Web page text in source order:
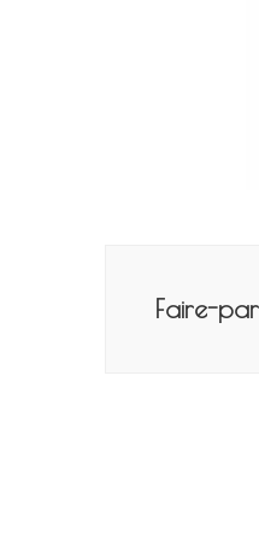
l’article
Faire-